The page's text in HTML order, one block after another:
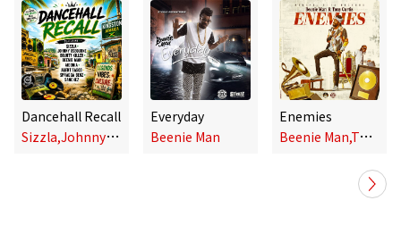
Dancehall Recall
S
izzla,Johnny Osbourne,Beenie Man,Bounty Killer,Aidonia,Agent Sasco,Spragga Benz,Sanchez
Everyday
Beenie Man
Enemies
B
eenie Man,Tony Curtis